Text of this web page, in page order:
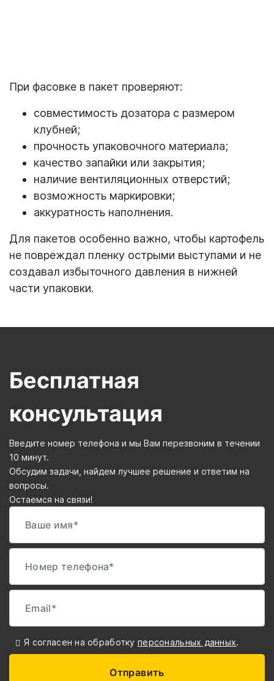
При фасовке в пакет проверяют:
совместимость дозатора с размером
клубней;
прочность упаковочного материала;
качество запайки или закрытия;
наличие вентиляционных отверстий;
возможность маркировки;
аккуратность наполнения.
Для пакетов особенно важно, чтобы картофель
не повреждал пленку острыми выступами и не
создавал избыточного давления в нижней
части упаковки.
Бесплатная
консультация
Введите номер телефона и мы Вам перезвоним в течении
10 минут.
Обсудим задачи, найдем лучшее решение и ответим на
вопросы.
Остаемся на связи!
Я согласен на обработку персональных данных.
Отправить